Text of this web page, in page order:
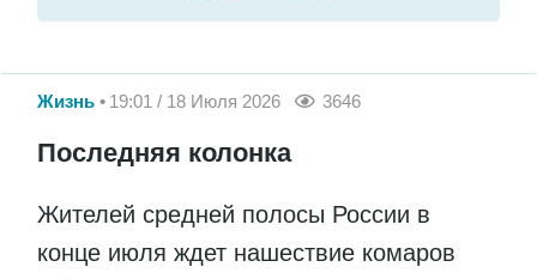
Жизнь 19:01 / 18 Июля 2026 3646
Последняя колонка
Жителей средней полосы России в
конце июля ждет нашествие комаров